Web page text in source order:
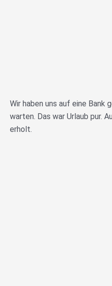
Wir haben uns auf eine Bank
warten. Das war Urlaub pur.
erholt.